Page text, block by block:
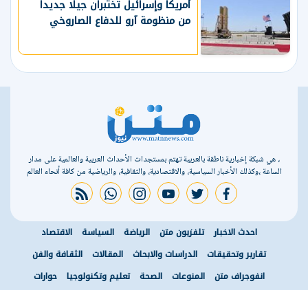
أمريكا وإسرائيل تختبران جيلا جديدا
من منظومة آرو للدفاع الصاروخي
، هي شبكة إخبارية ناطقة بالعربية تهتم بمستجدات الأحداث العربية والعالمية على مدار
الساعة ،وكذلك الأخبار السياسية، والاقتصادية، والثقافية، والرياضية من كافة أنحاء العالم
facebook
twitter
youtube
instagram
whatsapp
rss feed
احدث الاخبار تلفزيون متن الرياضة السياسة
الاقتصاد
تقارير وتحقيقات
الدراسات والابحاث المقالات
الثقافة والفن
انفوجراف متن
المنوعات الصحة تعليم وتكنولوجيا حوارات